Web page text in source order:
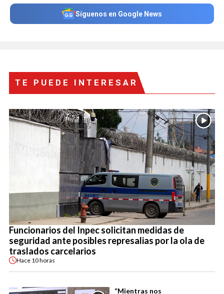
Síguenos en Google News
TE PUEDE INTERESAR
Funcionarios del Inpec solicitan medidas de
seguridad ante posibles represalias por la ola de
traslados carcelarios
Hace 10 horas
“Mientras nos